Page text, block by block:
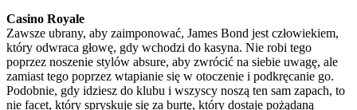
Casino Royale
Zawsze ubrany, aby zaimponować, James Bond jest człowiekiem,
który odwraca głowę, gdy wchodzi do kasyna. Nie robi tego
poprzez noszenie stylów absure, aby zwrócić na siebie uwagę, ale
zamiast tego poprzez wtapianie się w otoczenie i podkręcanie go.
Podobnie, gdy idziesz do klubu i wszyscy noszą ten sam zapach, to
nie facet, który spryskuje się za burtę, który dostaje pożądaną